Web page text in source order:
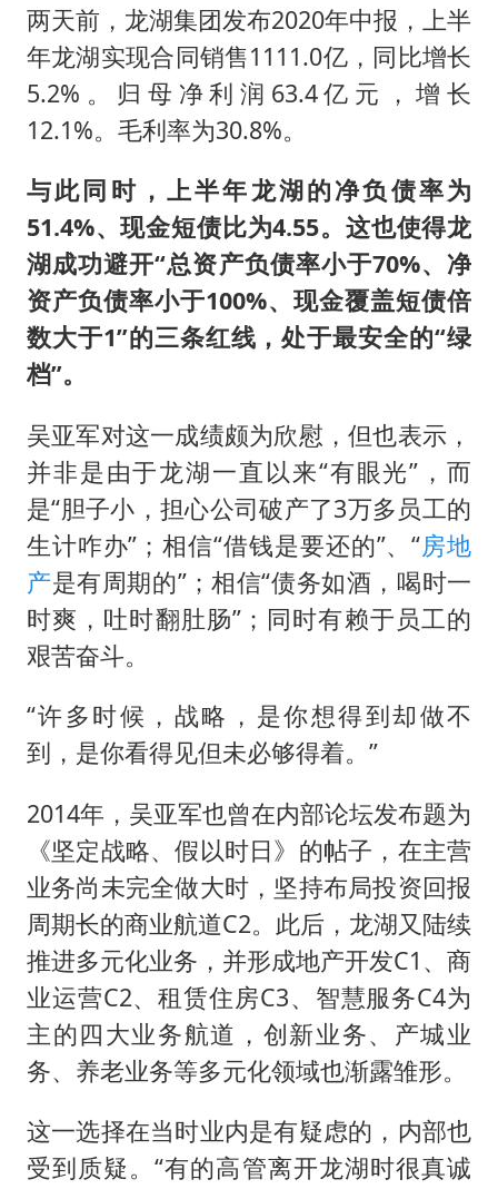
两天前，龙湖集团发布2020年中报，上半
年龙湖实现合同销售1111.0亿，同比增长
5.2%。归母净利润63.4亿元，增长
12.1%。毛利率为30.8%。
与此同时，上半年龙湖的净负债率为
51.4%、现金短债比为4.55。这也使得龙
湖成功避开“总资产负债率小于70%、净
资产负债率小于100%、现金覆盖短债倍
数大于1”的三条红线，处于最安全的“绿
档”。
吴亚军对这一成绩颇为欣慰，但也表示，
并非是由于龙湖一直以来“有眼光”，而
是“胆子小，担心公司破产了3万多员工的
生计咋办”；相信“借钱是要还的”、“房地
产是有周期的”；相信“债务如酒，喝时一
时爽，吐时翻肚肠”；同时有赖于员工的
艰苦奋斗。
“许多时候，战略，是你想得到却做不
到，是你看得见但未必够得着。”
2014年，吴亚军也曾在内部论坛发布题为
《坚定战略、假以时日》的帖子，在主营
业务尚未完全做大时，坚持布局投资回报
周期长的商业航道C2。此后，龙湖又陆续
推进多元化业务，并形成地产开发C1、商
业运营C2、租赁住房C3、智慧服务C4为
主的四大业务航道，创新业务、产城业
务、养老业务等多元化领域也渐露雏形。
这一选择在当时业内是有疑虑的，内部也
受到质疑。“有的高管离开龙湖时很真诚